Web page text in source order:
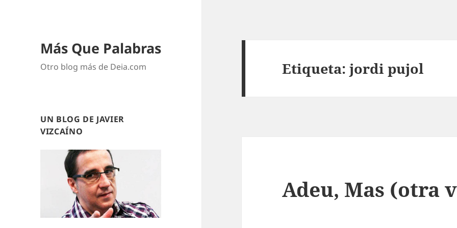
Más Que Palabras
Otro blog más de Deia.com
UN BLOG DE JAVIER
VIZCAÍNO
Etiqueta:jordi pujol
Adeu, Mas (otra